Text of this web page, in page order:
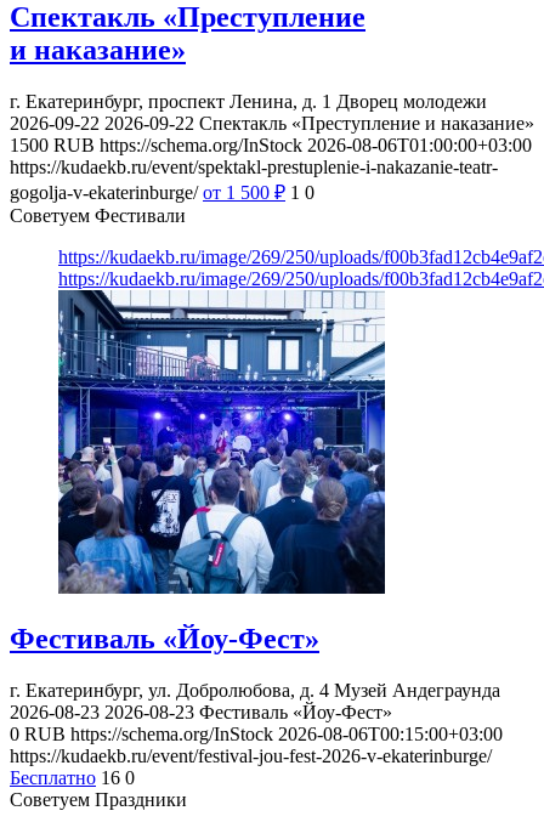
Спектакль «Преступление
и наказание»
г. Екатеринбург, проспект Ленина, д. 1 Дворец молодежи
2026-09-22 2026-09-22 Спектакль «Преступление и наказание»
1500 RUB https://schema.org/InStock 2026-08-06T01:00:00+03:00
https://kudaekb.ru/event/spektakl-prestuplenie-i-nakazanie-teatr-
gogolja-v-ekaterinburge/ от 1 500 ₽ 1 0
Советуем Фестивали
https://kudaekb.ru/image/269/250/uploads/
https://kudaekb.ru/image/269/250/uploads/
Фестиваль «Йоу-Фест»
г. Екатеринбург, ул. Добролюбова, д. 4 Музей Андеграунда
2026-08-23 2026-08-23 Фестиваль «Йоу-Фест»
0 RUB https://schema.org/InStock 2026-08-06T00:15:00+03:00
https://kudaekb.ru/event/festival-jou-fest-2026-v-ekaterinburge/
Бесплатно 16 0
Советуем Праздники